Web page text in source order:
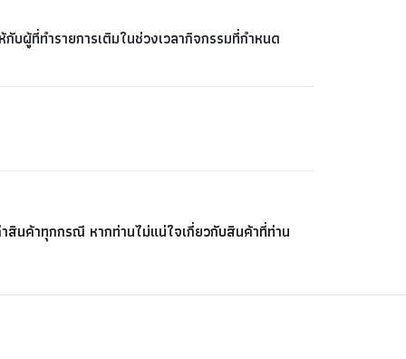
ผู้ที่ทำรายการเติมในช่วงเวลากิจกรรมที่กำหนด
นค้าทุกกรณี หากท่านไม่แน่ใจเกี่ยวกับสินค้าที่ท่าน